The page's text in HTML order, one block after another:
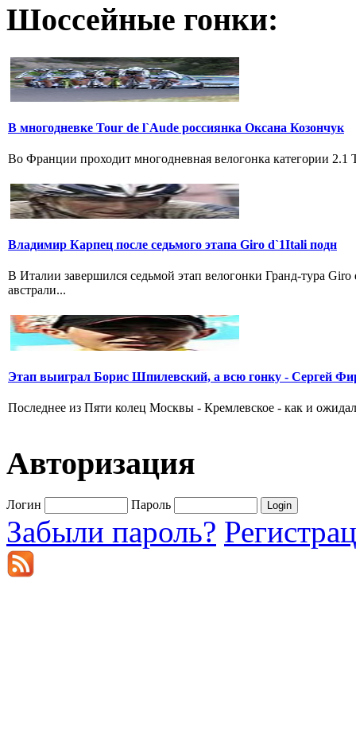
Шоссейные гонки:
В многодневке Tour de l`Aude россиянка Оксана Козончук
Во Франции проходит многодневная велогонка категории
Владимир Карпец после седьмого этапа Giro d`1Itali подн
В Италии завершился седьмой этап велогонки Гранд-тура
австрали...
Этап выиграл Борис Шпилевский, а всю гонку - Сергей
Последнее из Пяти колец Москвы - Кремлевское - как и
Авторизация
Логин Пароль
Забыли пароль?